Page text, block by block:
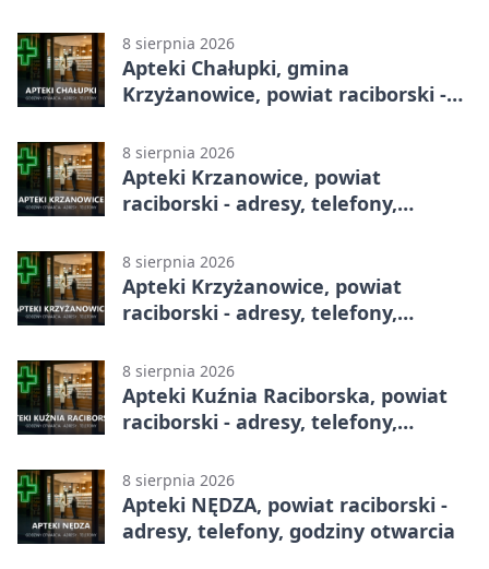
8 sierpnia 2026
Apteki Chałupki, gmina
Krzyżanowice, powiat raciborski -
8 sierpnia 2026
Apteki Krzanowice, powiat
raciborski - adresy, telefony,
8 sierpnia 2026
Apteki Krzyżanowice, powiat
raciborski - adresy, telefony,
8 sierpnia 2026
Apteki Kuźnia Raciborska, powiat
raciborski - adresy, telefony,
8 sierpnia 2026
Apteki NĘDZA, powiat raciborski -
adresy, telefony, godziny otwarcia